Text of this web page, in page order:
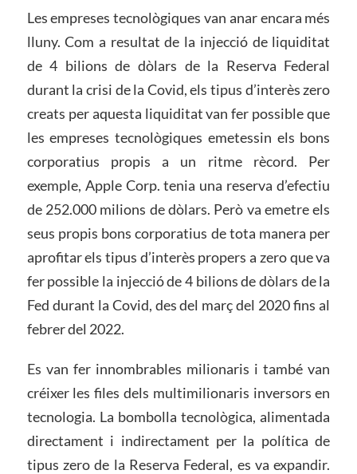
Les empreses tecnològiques van anar encara més
lluny. Com a resultat de la injecció de liquiditat
de 4 bilions de dòlars de la Reserva Federal
durant la crisi de la Covid, els tipus d’interès zero
creats per aquesta liquiditat van fer possible que
les empreses tecnològiques emetessin els bons
corporatius propis a un ritme rècord. Per
exemple, Apple Corp. tenia una reserva d’efectiu
de 252.000 milions de dòlars. Però va emetre els
seus propis bons corporatius de tota manera per
aprofitar els tipus d’interès propers a zero que va
fer possible la injecció de 4 bilions de dòlars de la
Fed durant la Covid, des del març del 2020 fins al
febrer del 2022.
Es van fer innombrables milionaris i també van
créixer les files dels multimilionaris inversors en
tecnologia. La bombolla tecnològica, alimentada
directament i indirectament per la política de
tipus zero de la Reserva Federal, es va expandir.